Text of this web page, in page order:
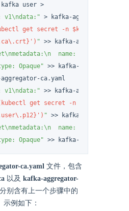
v1\ndata:"
get secret -n
"
name: kafka-
Opaque"
v1\ndata:"
get secret -n
"
name: kafka-
Opaque" >> kafka-aggregator-
ca.yaml 文件，包含
以及 kafka-aggregator-
别含有上一个步骤中的
示例如下：